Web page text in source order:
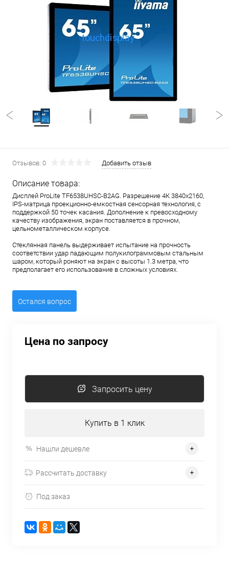
Отзывов: 0 Добавить отзыв
Описание товара:
Дисплей ProLite TF6538UHSC-B2AG. Разрешение 4К 3840x2160,
IPS-матрица проекционно-емкостная сенсорная технология, с
поддержкой 50 точек касания. Дополнение к превосходному
качеству изображения, экран поставляется в прочном,
цельнометаллическом корпусе.
Стеклянная панель выдерживает испытание на прочность
соответствии удар падающим полукилограммовым стальным
шаром, который роняют на экран с высоты 1.3 метра, что
предполагает его использование в сложных условиях.
Остался вопрос
Цена по запросу
Запросить цену
Купить в 1 клик
Нашли дешевле
Рассчитать доставку
Под заказ